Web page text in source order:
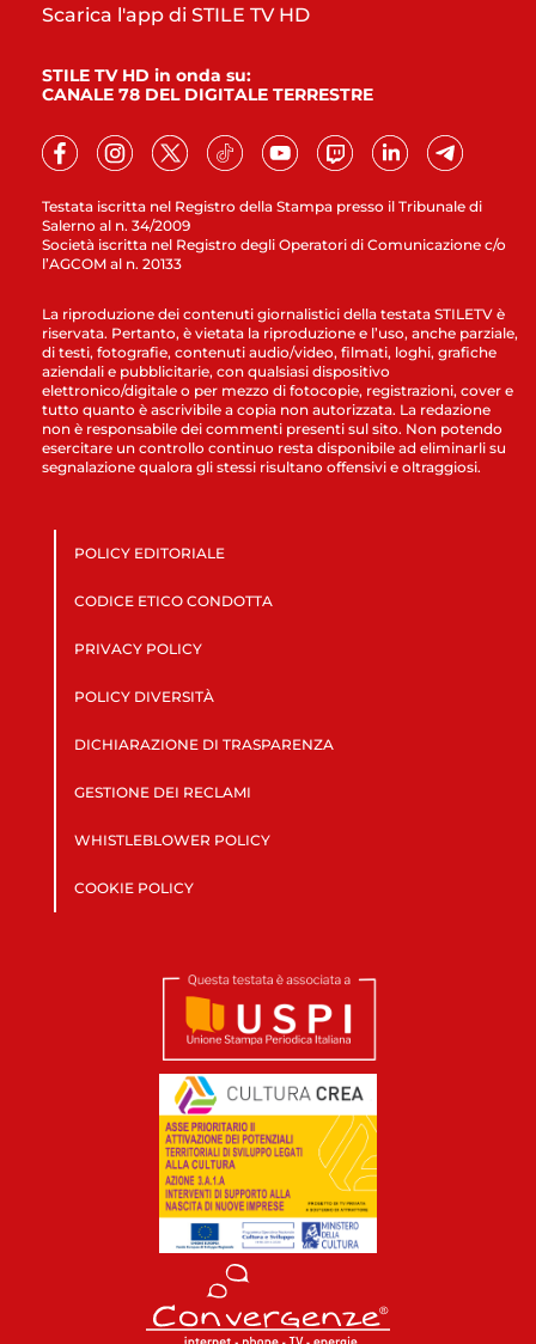
Testata iscritta nel Registro della Stampa presso il Tribunale di
Salerno al n. 34/2009
Società iscritta nel Registro degli Operatori di Comunicazione c/o
l’AGCOM al n. 20133
Scarica l'app di STILE TV HD
STILE TV HD in onda su:
CANALE 78 DEL DIGITALE TERRESTRE
La riproduzione dei contenuti giornalistici della testata STILETV è
riservata. Pertanto, è vietata la riproduzione e l’uso, anche parziale,
di testi, fotografie, contenuti audio/video, filmati, loghi, grafiche
aziendali e pubblicitarie, con qualsiasi dispositivo
elettronico/digitale o per mezzo di fotocopie, registrazioni, cover e
tutto quanto è ascrivibile a copia non autorizzata. La redazione
non è responsabile dei commenti presenti sul sito. Non potendo
esercitare un controllo continuo resta disponibile ad eliminarli su
segnalazione qualora gli stessi risultano offensivi e oltraggiosi.
POLICY EDITORIALE
CODICE ETICO CONDOTTA
PRIVACY POLICY
POLICY DIVERSITÀ
DICHIARAZIONE DI TRASPARENZA
GESTIONE DEI RECLAMI
WHISTLEBLOWER POLICY
COOKIE POLICY